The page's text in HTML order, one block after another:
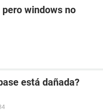
pero windows no
está dañada?